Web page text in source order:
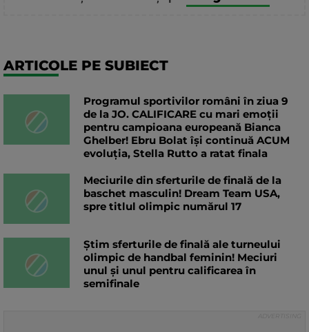
ARTICOLE PE SUBIECT
Programul sportivilor români în ziua 9
de la JO. CALIFICARE cu mari emoții
pentru campioana europeană Bianca
Ghelber! Ebru Bolat își continuă ACUM
evoluția, Stella Rutto a ratat finala
Meciurile din sferturile de finală de la
baschet masculin! Dream Team USA,
spre titlul olimpic numărul 17
Știm sferturile de finală ale turneului
olimpic de handbal feminin! Meciuri
unul și unul pentru calificarea în
semifinale